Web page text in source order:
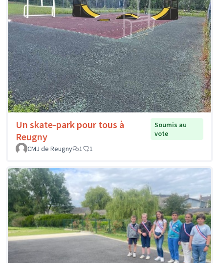
Un skate-park pour tous à
Reugny
Soumis au
vote
CMJ de Reugny
1 1